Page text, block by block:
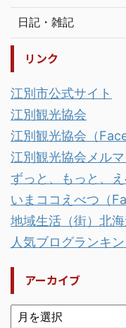
日記・雑記
リンク
江別市公式サイト
江別観光協会
江別観光協会（
江別観光協会メル
ずっと、もっと、
いまココえべつ（
地域生活（街）北
人気ブログランキ
アーカイブ